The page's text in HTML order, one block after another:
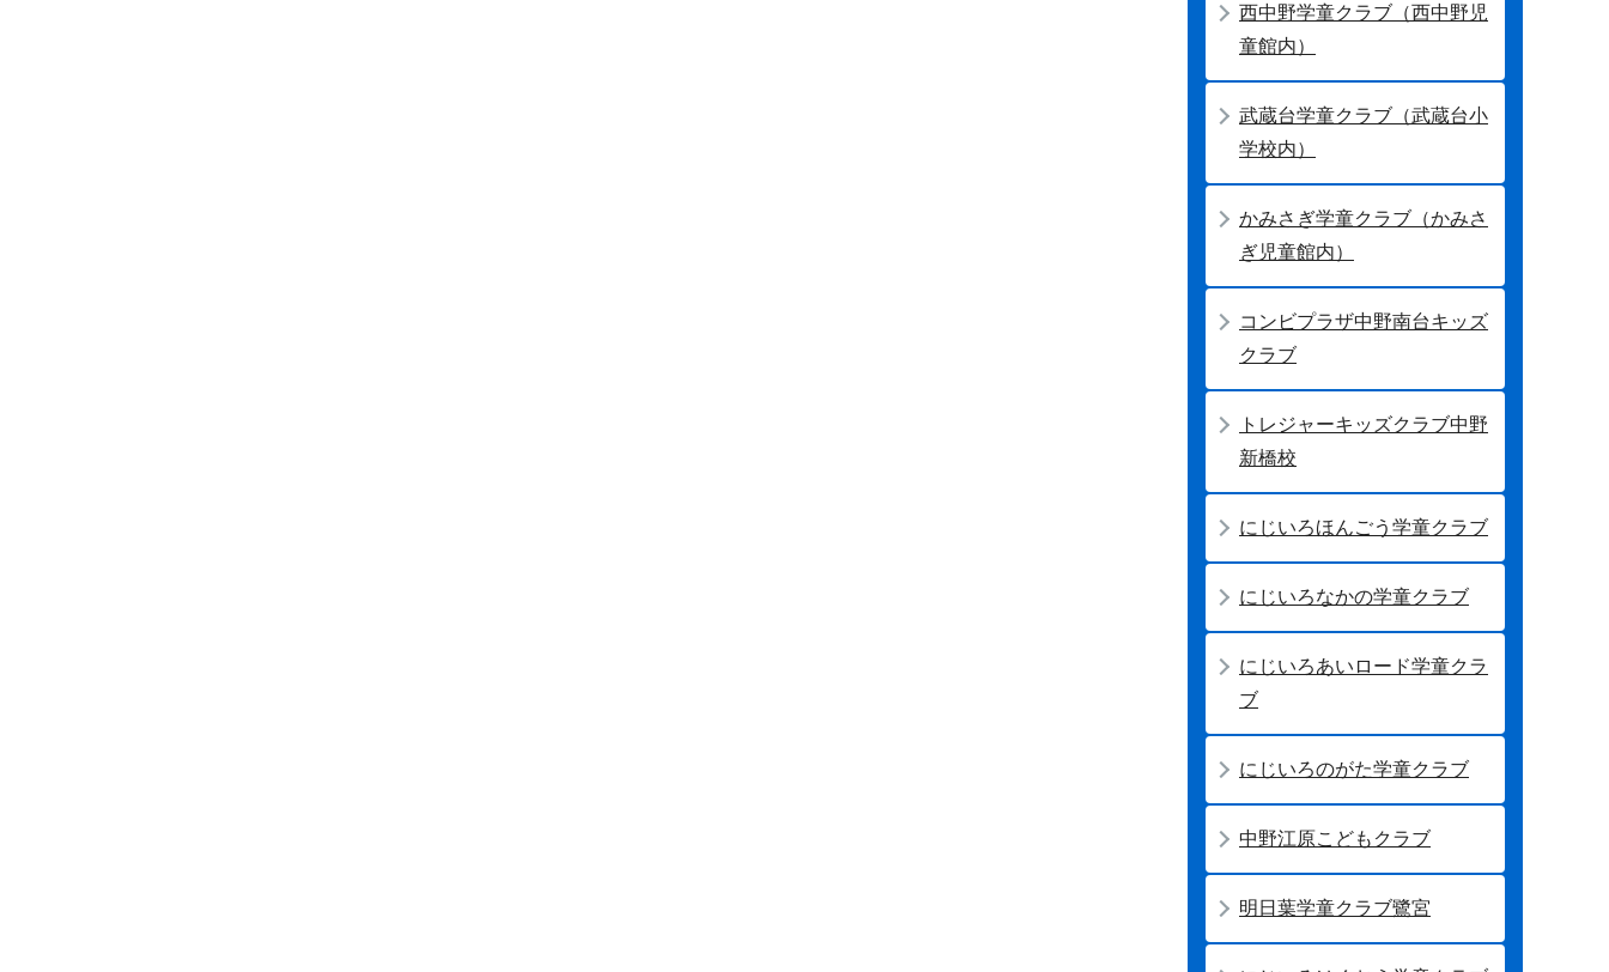
西中野学童クラブ（西中野児
童館内）
武蔵台学童クラブ（武蔵台小
学校内）
かみさぎ学童クラブ（かみさ
ぎ児童館内）
コンビプラザ中野南台キッズ
クラブ
トレジャーキッズクラブ中野
新橋校
にじいろほんごう学童クラブ
にじいろなかの学童クラブ
にじいろあいロード学童クラ
ブ
にじいろのがた学童クラブ
中野江原こどもクラブ
明日葉学童クラブ鷺宮